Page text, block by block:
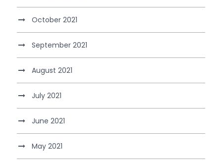
October 2021
September 2021
August 2021
July 2021
June 2021
May 2021